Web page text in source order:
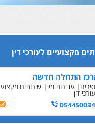
מקצועיים לעורכי דין
לעורכי דין
התחלה חדשה
עבירות מין שירותים
דין
עו"ד עידן דביר: האונס
ש"ס לשעבר בחיפה
הרינג
נתנאל חייק ואביו הרב